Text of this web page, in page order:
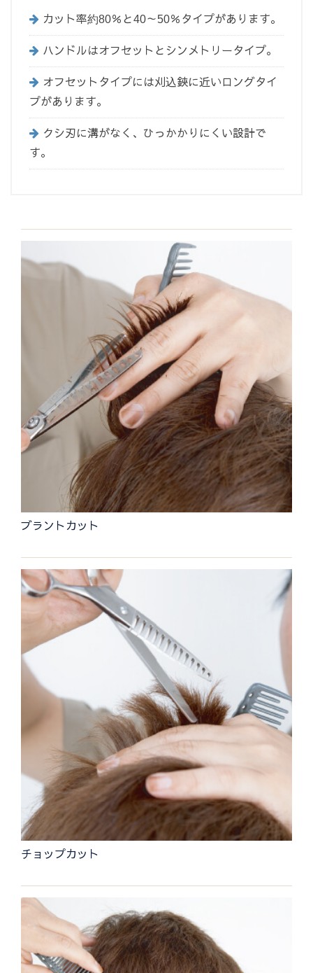
カット率約80％と40～50％タイプがあります。
ハンドルはオフセットとシンメトリータイプ。
オフセットタイプには刈込鋏に近いロングタイ
プがあります。
クシ刃に溝がなく、ひっかかりにくい設計で
す。
ブラントカット
チョップカット